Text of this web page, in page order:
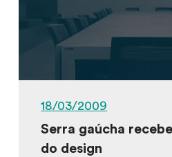
18/03/2009
Serra gaúcha
do design